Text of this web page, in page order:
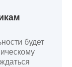
будет